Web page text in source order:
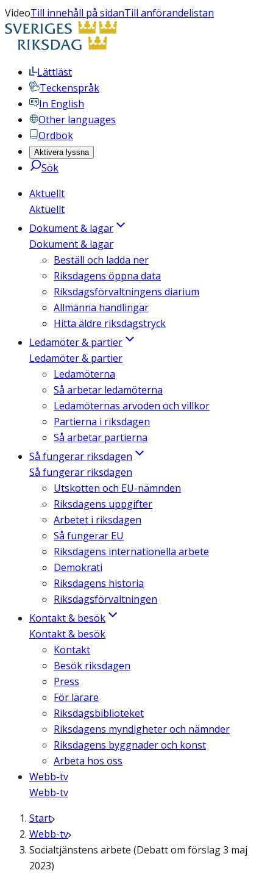
VideoTill innehåll på sidanTill anförandelistan
Lättläst
Teckenspråk
In English
Other languages
Ordbok
Aktivera lyssna
Sök
Aktuellt
Aktuellt
Dokument & lagar
Dokument & lagar
Beställ och ladda ner
Riksdagens öppna data
Riksdagsförvaltningens diarium
Allmänna handlingar
Hitta äldre riksdagstryck
Ledamöter & partier
Ledamöter & partier
Ledamöterna
Så arbetar ledamöterna
Ledamöternas arvoden och villkor
Partierna i riksdagen
Så arbetar partierna
Så fungerar riksdagen
Så fungerar riksdagen
Utskotten och EU-nämnden
Riksdagens uppgifter
Arbetet i riksdagen
Så fungerar EU
Riksdagens internationella arbete
Demokrati
Riksdagens historia
Riksdagsförvaltningen
Kontakt & besök
Kontakt & besök
Kontakt
Besök riksdagen
Press
För lärare
Riksdagsbiblioteket
Riksdagens myndigheter och nämnder
Riksdagens byggnader och konst
Arbeta hos oss
Webb-tv
Webb-tv
Start
Webb-tv
Socialtjänstens arbete (Debatt om förslag 3 maj
2023)